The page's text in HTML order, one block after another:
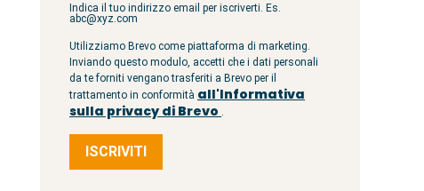
Indica il tuo indirizzo email per iscriverti. Es.
abc@xyz.com
Utilizziamo Brevo come piattaforma di marketing.
Inviando questo modulo, accetti che i dati personali
da te forniti vengano trasferiti a Brevo per il
trattamento in conformità all'Informativa
sulla privacy di Brevo
ISCRIVITI